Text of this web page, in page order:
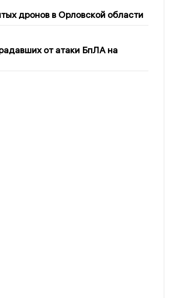
дронов в Орловской области
от атаки БпЛА на